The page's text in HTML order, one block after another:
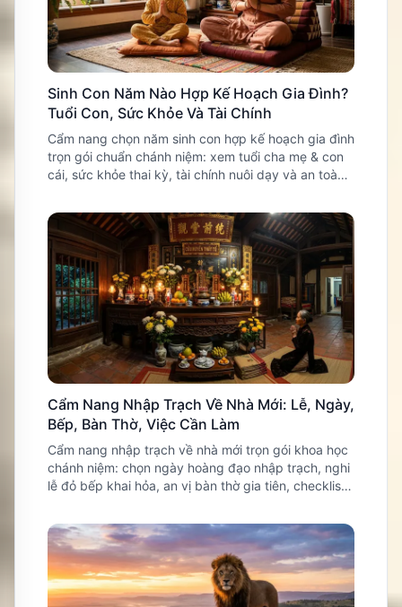
Sinh Con Năm Nào Hợp Kế Hoạch Gia Đình?
Tuổi Con, Sức Khỏe Và Tài Chính
Cẩm nang chọn năm sinh con hợp kế hoạch gia đình
trọn gói chuẩn chánh niệm: xem tuổi cha mẹ & con
cái, sức khỏe thai kỳ, tài chính nuôi dạy và an toàn
Cẩm Nang Nhập Trạch Về Nhà Mới: Lễ, Ngày,
Bếp, Bàn Thờ, Việc Cần Làm
Cẩm nang nhập trạch về nhà mới trọn gói khoa học
chánh niệm: chọn ngày hoàng đạo nhập trạch, nghi
lễ đỏ bếp khai hỏa, an vị bàn thờ gia tiên, checklist